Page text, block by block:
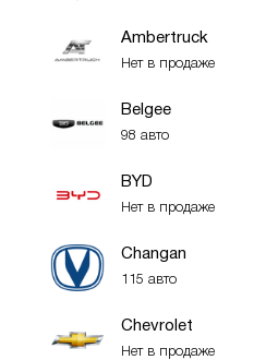
Ambertruck
Нет в продаже
Belgee
98 авто
BYD
Нет в продаже
Changan
115 авто
Chevrolet
Нет в продаже